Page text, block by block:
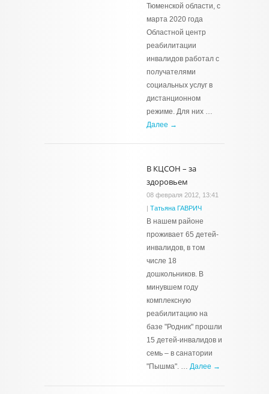
Тюменской области, с
марта 2020 года
Областной центр
реабилитации
инвалидов работал с
получателями
социальных услуг в
дистанционном
режиме. Для них …
Далее →
В КЦСОН – за
здоровьем
08 февраля 2012, 13:41
| Татьяна ГАВРИЧ
В нашем районе
проживает 65 детей-
инвалидов, в том
числе 18
дошкольников. В
минувшем году
комплексную
реабилитацию на
базе "Родник" прошли
15 детей-инвалидов и
семь – в санатории
"Пышма". … Далее →